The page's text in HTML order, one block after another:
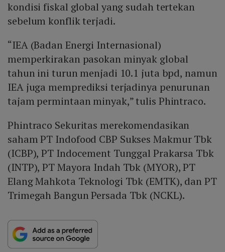
kondisi fiskal global yang sudah tertekan
sebelum konflik terjadi.
“IEA (Badan Energi Internasional)
memperkirakan pasokan minyak global
tahun ini turun menjadi 10.1 juta bpd, namun
IEA juga memprediksi terjadinya penurunan
tajam permintaan minyak,” tulis Phintraco.
Phintraco Sekuritas merekomendasikan
saham PT Indofood CBP Sukses Makmur Tbk
(ICBP), PT Indocement Tunggal Prakarsa Tbk
(INTP), PT Mayora Indah Tbk (MYOR), PT
Elang Mahkota Teknologi Tbk (EMTK), dan PT
Trimegah Bangun Persada Tbk (NCKL).